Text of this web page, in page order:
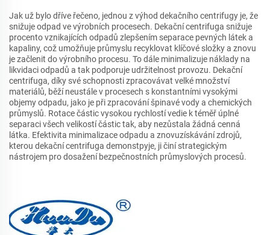
Jak už bylo dříve řečeno, jednou z výhod dekačního centrifugy je, že
snižuje odpad ve výrobních procesech. Dekační centrifuga snižuje
procento vznikajících odpadů zlepšením separace pevných látek a
kapaliny, což umožňuje průmyslu recyklovat klíčové složky a znovu
je začlenit do výrobního procesu. To dále minimalizuje náklady na
likvidaci odpadů a tak podporuje udržitelnost provozu. Dekační
centrifuga, díky své schopnosti zpracovávat velké množství
materiálů, běží neustále v procesech s konstantními vysokými
objemy odpadu, jako je při zpracování špinavé vody a chemických
průmyslů. Rotace částic vysokou rychlostí vedie k téměř úplné
separaci všech velikostí částic tak, aby nezůstala žádná cenná
látka. Efektivita minimalizace odpadu a znovuzískávání zdrojů,
kterou dekační centrifuga demonstруje, ji činí strategickým
nástrojem pro dosažení bezpečnostních průmyslových procesů.